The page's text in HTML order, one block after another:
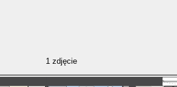
1 zdjęcie